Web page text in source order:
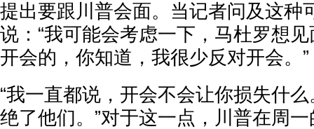
提出要跟川普会面。当记者问及这种
说：“我可能会考虑一下，马杜罗想
开会的，你知道，我很少反对开会。”
“我一直都说，开会不会让你损失什
绝了他们。”对于这一点，川普在周